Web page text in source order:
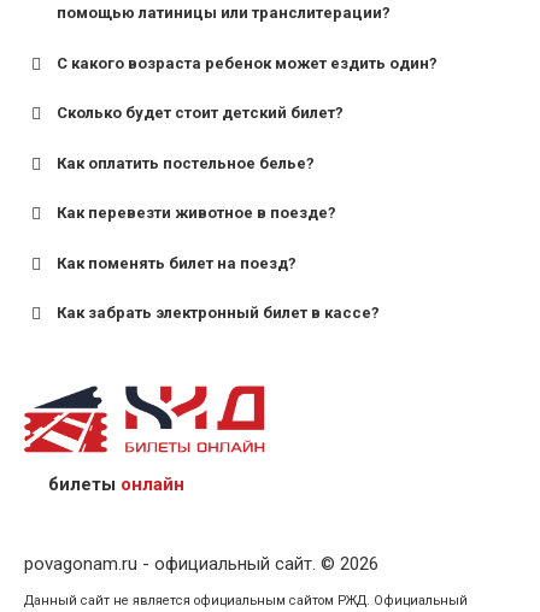
помощью латиницы или транслитерации?
С какого возраста ребенок может ездить один?
для поездов дальнего следования — от 10 лет и
для пригородных поездов — от 7 лет.
Сколько будет стоит детский билет?
Как оплатить постельное белье?
Как перевезти животное в поезде?
Как поменять билет на поезд?
Как забрать электронный билет в кассе?
назвав кассиру 14-значный номер заказа;
предъявив удостоверение личности пассажира, на
кого оформлен билет.
билеты онлайн
povagonam.ru - официальный сайт. © 2026
Данный сайт не является официальным сайтом РЖД. Официальный